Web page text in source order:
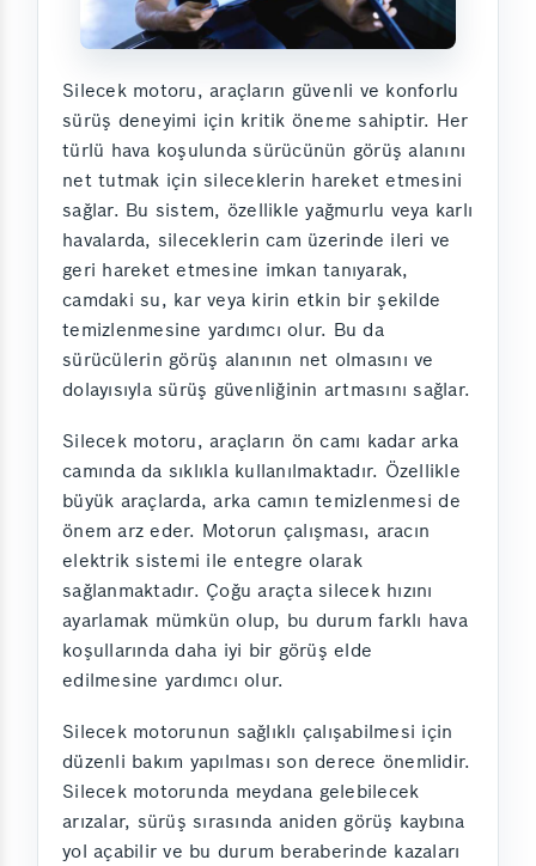
Silecek motoru, araçların güvenli ve konforlu
sürüş deneyimi için kritik öneme sahiptir. Her
türlü hava koşulunda sürücünün görüş alanını
net tutmak için sileceklerin hareket etmesini
sağlar. Bu sistem, özellikle yağmurlu veya karlı
havalarda, sileceklerin cam üzerinde ileri ve
geri hareket etmesine imkan tanıyarak,
camdaki su, kar veya kirin etkin bir şekilde
temizlenmesine yardımcı olur. Bu da
sürücülerin görüş alanının net olmasını ve
dolayısıyla sürüş güvenliğinin artmasını sağlar.
Silecek motoru, araçların ön camı kadar arka
camında da sıklıkla kullanılmaktadır. Özellikle
büyük araçlarda, arka camın temizlenmesi de
önem arz eder. Motorun çalışması, aracın
elektrik sistemi ile entegre olarak
sağlanmaktadır. Çoğu araçta silecek hızını
ayarlamak mümkün olup, bu durum farklı hava
koşullarında daha iyi bir görüş elde
edilmesine yardımcı olur.
Silecek motorunun sağlıklı çalışabilmesi için
düzenli bakım yapılması son derece önemlidir.
Silecek motorunda meydana gelebilecek
arızalar, sürüş sırasında aniden görüş kaybına
yol açabilir ve bu durum beraberinde kazaları